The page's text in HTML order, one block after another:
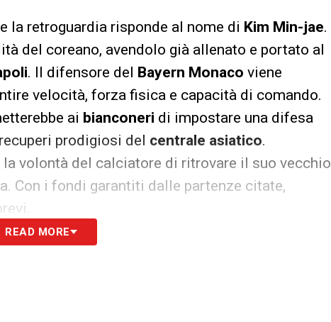
la retroguardia risponde al nome di Kim Min-jae.
del coreano, avendolo già allenato e portato al
. Il difensore del Bayern Monaco viene
velocità, forza fisica e capacità di comando.
ai bianconeri di impostare una difesa
prodigiosi del centrale asiatico.
la volontà del calciatore di ritrovare il suo vecchio
Con i fondi garantiti dalle partenze citate,
READ MORE